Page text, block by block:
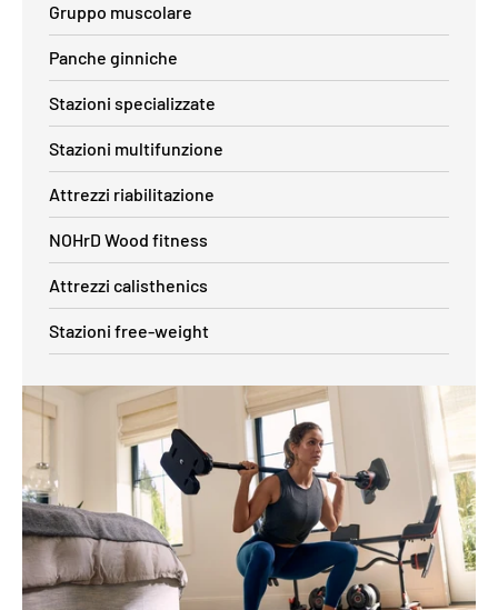
Gruppo muscolare
Panche ginniche
Stazioni specializzate
Stazioni multifunzione
Attrezzi riabilitazione
NOHrD Wood fitness
Attrezzi calisthenics
Stazioni free-weight